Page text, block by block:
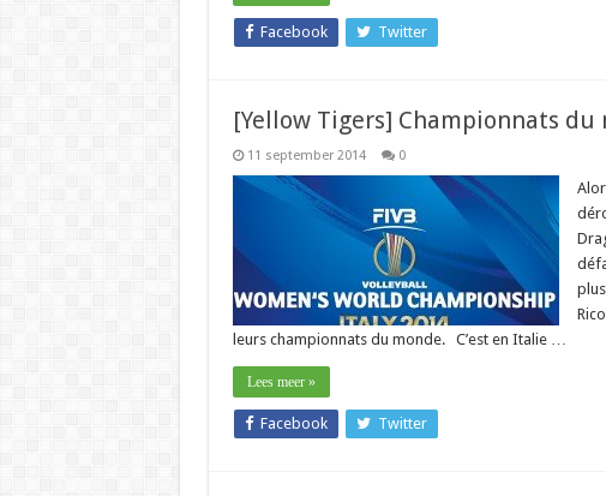
Facebook Twitter
[Yellow Tigers] Championnats
11 september 2014 0
leurs championnats du monde. C’est en Italie …
Lees meer »
Facebook Twitter